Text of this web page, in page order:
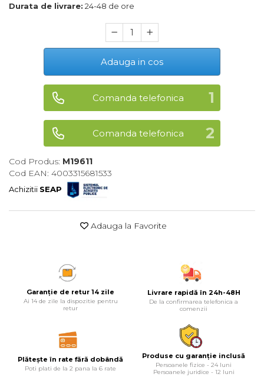
Rafturi
Baterii & Acumulatori
Baterii AAA
Baterii AA
Corpuri de Iluminat
Echipamente Pentru Service-uri
Tester de Tensiune
Manual
Durata de livrare: 24-48 de ore
Adauga in cos
Comanda telefonica
Comanda telefonica
Cod Produs: M19611
Cod EAN: 4003315681533
Achizitii SEAP
Adauga la Favorite
Garanție de retur 14 zile
Ai 14 de zile la dispozitie pentru
retur
Livrare rapidă în 24h-48H
De la confirmarea telefonica a
comenzii
Plătește în rate fără dobândă
Poti plati de la 2 pana la 6 rate
Produse cu garanție inclusă
Persoanele fizice - 24 luni
Persoanele juridice - 12 luni